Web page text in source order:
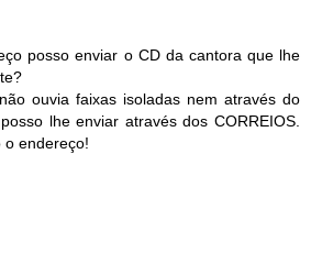
posso enviar o CD da cantora que lhe
ouvia faixas isoladas nem através do
lhe enviar através dos CORREIOS.
o endereço!